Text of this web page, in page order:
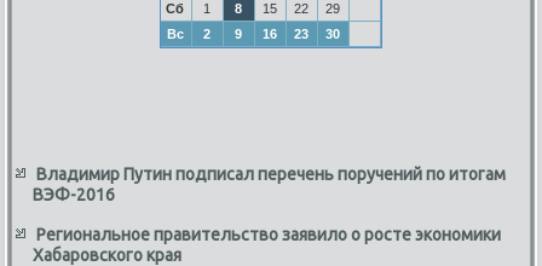
Сб
1 8 15 22
29
Вс
2 9 16 23 30
Владимир Путин подписал перечень поручений по итогам
ВЭФ-2016
Региональное правительство заявило о росте экономики
Хабаровского края